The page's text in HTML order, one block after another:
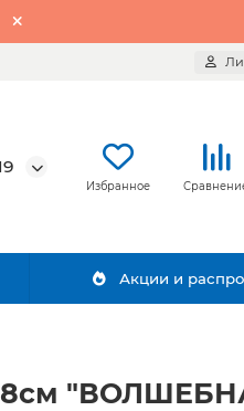
Избранное
Акции и